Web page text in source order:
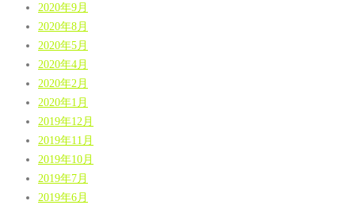
2020年9月
2020年8月
2020年5月
2020年4月
2020年2月
2020年1月
2019年12月
2019年11月
2019年10月
2019年7月
2019年6月